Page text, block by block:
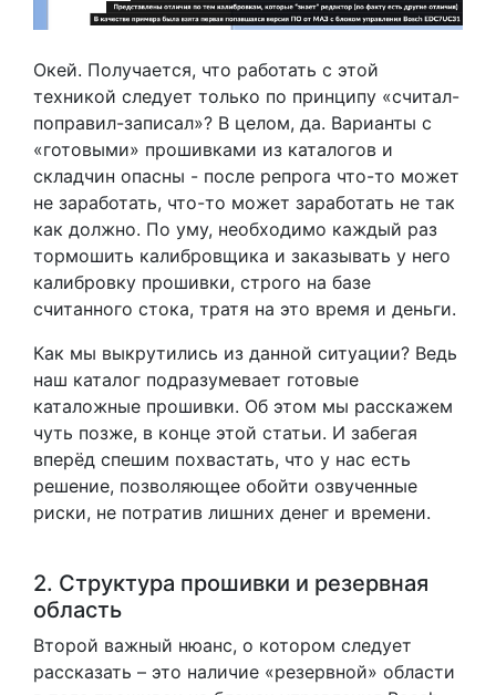
Окей. Получается, что работать с этой
техникой следует только по принципу «считал-
поправил-записал»? В целом, да. Варианты с
«готовыми» прошивками из каталогов и
складчин опасны - после репрога что-то может
не заработать, что-то может заработать не так
как должно. По уму, необходимо каждый раз
тормошить калибровщика и заказывать у него
калибровку прошивки, строго на базе
считанного стока, тратя на это время и деньги.
Как мы выкрутились из данной ситуации? Ведь
наш каталог подразумевает готовые
каталожные прошивки. Об этом мы расскажем
чуть позже, в конце этой статьи. И забегая
вперёд спешим похвастать, что у нас есть
решение, позволяющее обойти озвученные
риски, не потратив лишних денег и времени.
2. Структура прошивки и резервная
область
Второй важный нюанс, о котором следует
рассказать – это наличие «резервной» области